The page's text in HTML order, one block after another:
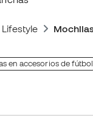
en accesorios de fútbol